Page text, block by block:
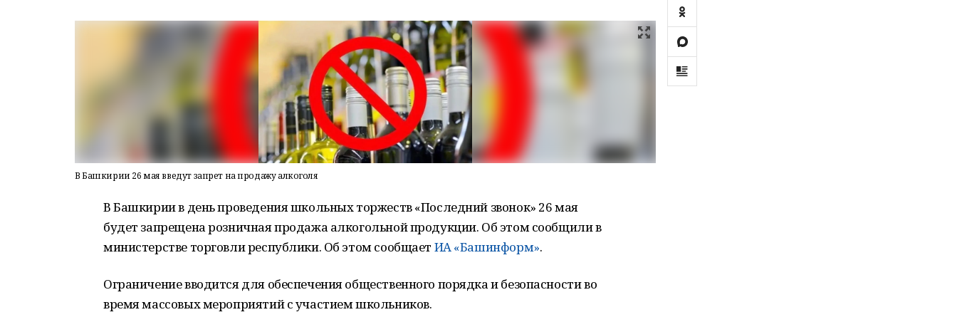
В Башкирии 26 мая введут запрет на продажу алкоголя
В Башкирии в день проведения школьных торжеств «Последний звонок» 26 мая
будет запрещена розничная продажа алкогольной продукции. Об этом сообщили в
министерстве торговли республики. Об этом сообщает ИА «Башинформ».
Ограничение вводится для обеспечения общественного порядка и безопасности во
время массовых мероприятий с участием школьников.